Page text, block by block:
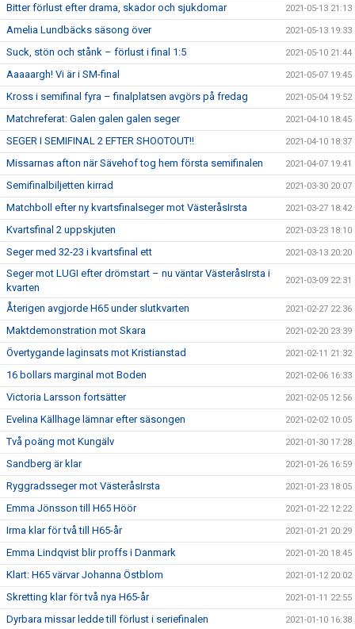
Bitter förlust efter drama, skador och sjukdomar 2021-05-13 21:13
Amelia Lundbäcks säsong över 2021-05-13 19:33
Suck, stön och stånk – förlust i final 1:5 2021-05-10 21:44
Aaaaargh! Vi är i SM-final 2021-05-07 19:45
Kross i semifinal fyra – finalplatsen avgörs på fredag 2021-05-04 19:52
Matchreferat: Galen galen galen seger 2021-04-10 18:45
SEGER I SEMIFINAL 2 EFTER SHOOTOUT!! 2021-04-10 18:37
Missarnas afton när Sävehof tog hem första semifinalen 2021-04-07 19:41
Semifinalbiljetten kirrad 2021-03-30 20:07
Matchboll efter ny kvartsfinalseger mot VästeråsIrsta 2021-03-27 18:42
Kvartsfinal 2 uppskjuten 2021-03-23 18:10
Seger med 32-23 i kvartsfinal ett 2021-03-13 20:20
Seger mot LUGI efter drömstart – nu väntar VästeråsIrsta i
kvarten
2021-03-09 22:31
Återigen avgjorde H65 under slutkvarten 2021-02-27 22:36
Maktdemonstration mot Skara 2021-02-20 23:39
Övertygande laginsats mot Kristianstad 2021-02-11 21:32
16 bollars marginal mot Boden 2021-02-06 16:33
Victoria Larsson fortsätter 2021-02-05 12:56
Evelina Källhage lämnar efter säsongen 2021-02-02 10:05
Två poäng mot Kungälv 2021-01-30 17:28
Sandberg är klar 2021-01-26 16:59
Ryggradsseger mot VästeråsIrsta 2021-01-23 18:05
Emma Jönsson till H65 Höör 2021-01-22 12:22
Irma klar för två till H65-år 2021-01-21 20:29
Emma Lindqvist blir proffs i Danmark 2021-01-20 18:45
Klart: H65 värvar Johanna Östblom 2021-01-12 20:02
Skretting klar för två nya H65-år 2021-01-11 22:55
Dyrbara missar ledde till förlust i seriefinalen 2021-01-10 16:38